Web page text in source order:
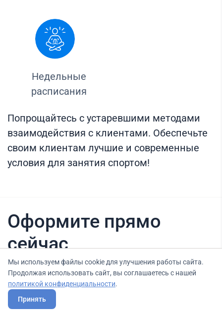
Недельные
расписания
Попрощайтесь с устаревшими методами
взаимодействия с клиентами. Обеспечьте
своим клиентам лучшие и современные
условия для занятия спортом!
Оформите прямо
сейчас
Нашли вариант выгоднее? Сообщите нам
об этом, и мы подберем для Вас выгодные
Мы используем файлы cookie для улучшения работы сайта.
Продолжая использовать сайт, вы соглашаетесь с нашей
политикой конфиденциальности.
Принять